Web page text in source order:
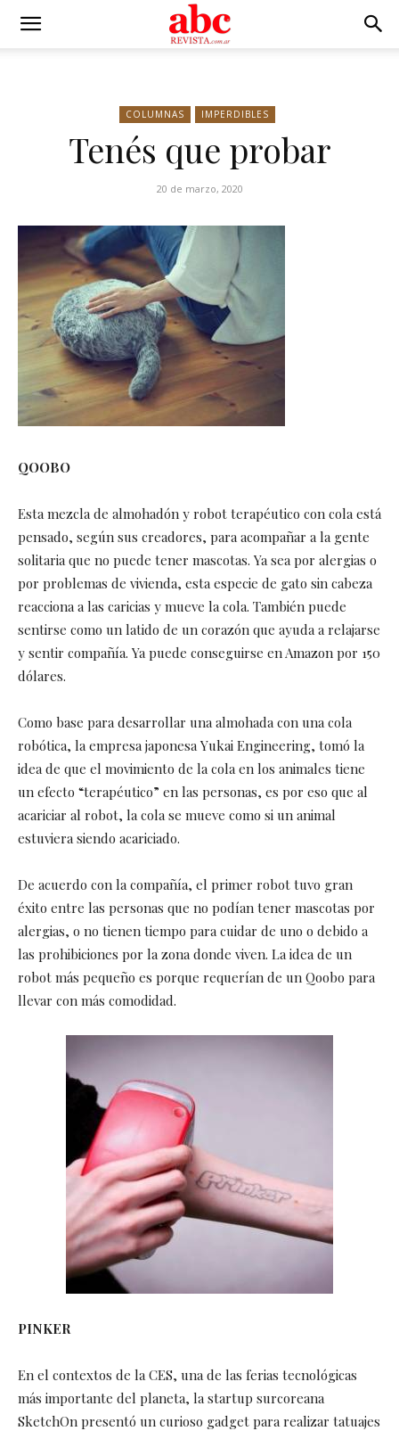
COLUMNAS IMPERDIBLES
Tenés que probar
20 de marzo, 2020
QOOBO
Esta mezcla de almohadón y robot terapéutico con cola está
pensado, según sus creadores, para acompañar a la gente
solitaria que no puede tener mascotas. Ya sea por alergias o
por problemas de vivienda, esta especie de gato sin cabeza
reacciona a las caricias y mueve la cola. También puede
sentirse como un latido de un corazón que ayuda a relajarse
y sentir compañía. Ya puede conseguirse en Amazon por 150
dólares.
Como base para desarrollar una almohada con una cola
robótica, la empresa japonesa Yukai Engineering, tomó la
idea de que el movimiento de la cola en los animales tiene
un efecto “terapéutico” en las personas, es por eso que al
acariciar al robot, la cola se mueve como si un animal
estuviera siendo acariciado.
De acuerdo con la compañía, el primer robot tuvo gran
éxito entre las personas que no podían tener mascotas por
alergias, o no tienen tiempo para cuidar de uno o debido a
las prohibiciones por la zona donde viven. La idea de un
robot más pequeño es porque requerían de un Qoobo para
llevar con más comodidad.
PINKER
En el contextos de la CES, una de las ferias tecnológicas
más importante del planeta, la startup surcoreana
SketchOn presentó un curioso gadget para realizar tatuajes